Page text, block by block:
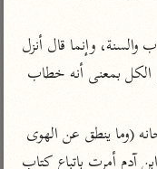
المختصر في
التفسير
تفسير السعدي
القرآن – تدبر وعمل